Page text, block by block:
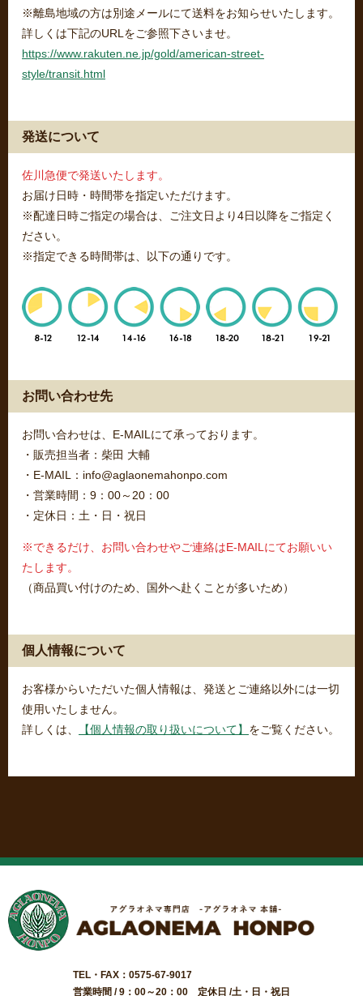
※離島地域の方は別途メールにて送料をお知らせいたします。
詳しくは下記のURLをご参照下さいませ。
https://www.rakuten.ne.jp/gold/american-street-
style/transit.html
発送について
佐川急便で発送いたします。
お届け日時・時間帯を指定いただけます。
※配達日時ご指定の場合は、ご注文日より4日以降をご指定く
ださい。
※指定できる時間帯は、以下の通りです。
お問い合わせ先
お問い合わせは、E-MAILにて承っております。
・販売担当者：柴田 大輔
・E-MAIL：info@aglaonemahonpo.com
・営業時間：9：00～20：00
・定休日：土・日・祝日
※できるだけ、お問い合わせやご連絡はE-MAILにてお願いい
たします。
（商品買い付けのため、国外へ赴くことが多いため）
個人情報について
お客様からいただいた個人情報は、発送とご連絡以外には一切
使用いたしません。
詳しくは、
【個人情報の取り扱いについて】 をご覧ください。
TEL・FAX：0575-67-9017
営業時間 / 9：00～20：00 定休日 /土・日・祝日